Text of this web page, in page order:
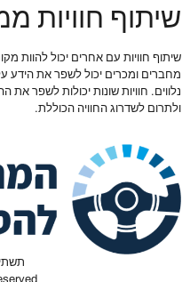
שיתוף חוויות
שיתוף חוויות עם אחרים יכול להוות
מחברים ומכרים יכול לשפר את הידע
נלווים. חוויות שונות יכולות לשפר
ולתרום לשדרוג החוויה הכוללת.